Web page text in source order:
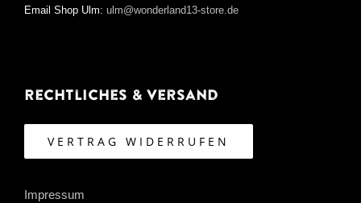
Email Shop Ulm: ulm@wonderland13-store.de
Rechtliches & Versand
VERTRAG WIDERRUFEN
Impressum